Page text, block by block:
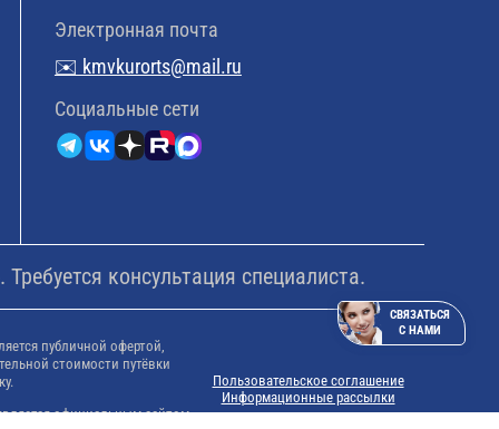
Электронная почта
✉️ kmvkurorts@mail.ru
Cоциальные сети
консультация специалиста.
публичной офертой,
стоимости путёвки
официальным сайтом
Пользовательское соглашение
Информационные рассылки
СВЯЗАТЬСЯ
С НАМИ